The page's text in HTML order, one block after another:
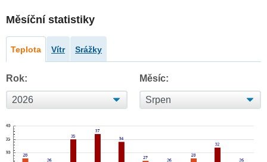
Měsíční statistiky
Teplota Vítr Srážky
Rok: Měsíc: